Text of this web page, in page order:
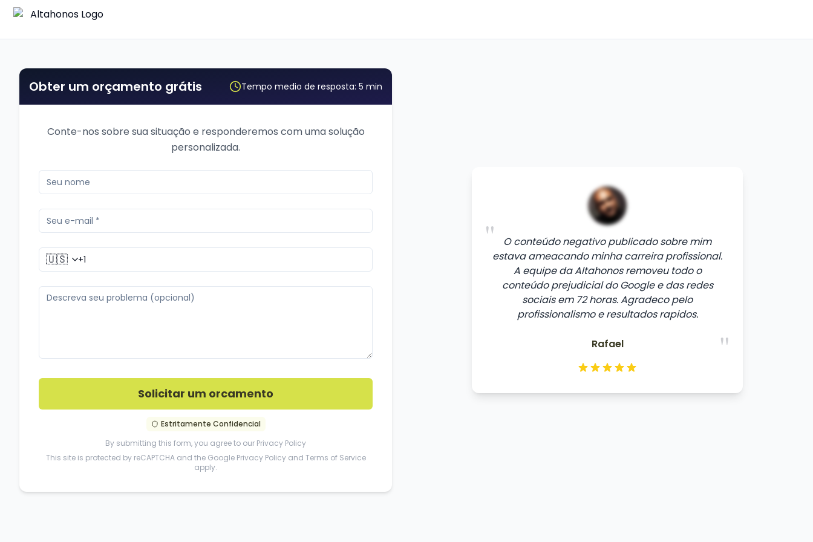
Obter um orçamento grátis Tempo medio de resposta: 5 min
Conte-nos sobre sua situação e responderemos com uma solução
personalizada.
🇺🇸
Solicitar um orcamento
Estritamente Confidencial
By submitting this form, you agree to our Privacy Policy
This site is protected by reCAPTCHA and the Google Privacy Policy and Terms of Service
apply.
"
O conteúdo negativo publicado sobre mim
estava ameacando minha carreira profissional.
A equipe da Altahonos removeu todo o
conteúdo prejudicial do Google e das redes
sociais em 72 horas. Agradeco pelo
profissionalismo e resultados rapidos.
"
Rafael